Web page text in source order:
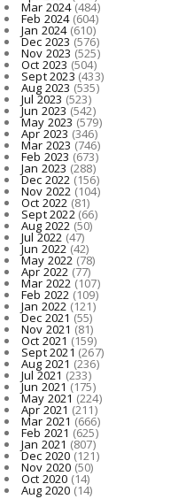
Mar 2024(484)
Feb 2024(604)
Jan 2024(610)
Dec 2023(576)
Nov 2023 (525)
Oct 2023 (504)
Sept 2023 (433)
Aug 2023 (535)
Jul 2023 (523)
Jun 2023(542)
May 2023(579)
Apr 2023 (346)
Mar 2023 (746)
Feb 2023 (673)
Jan 2023 (288)
Dec 2022(156)
Nov 2022 (104)
Oct 2022 (81)
Sept 2022(66)
Aug 2022 (50)
Jul 2022 (47)
Jun 2022(42)
May 2022(78)
Apr 2022 (77)
Mar 2022(107)
Feb 2022 (109)
Jan 2022 (121)
Dec 2021 (55)
Nov 2021 (81)
Oct 2021 (159)
Sept 2021 (267)
Aug 2021 (236)
Jul 2021 (233)
Jun 2021(175)
May 2021(224)
Apr 2021 (211)
Mar 2021 (666)
Feb 2021 (625)
Jan 2021 (807)
Dec 2020(121)
Nov 2020 (50)
Oct 2020 (14)
Aug 2020(14)